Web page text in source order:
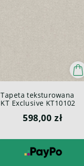
Tapeta teksturowana
KT Exclusive KT10102
598,00 zł